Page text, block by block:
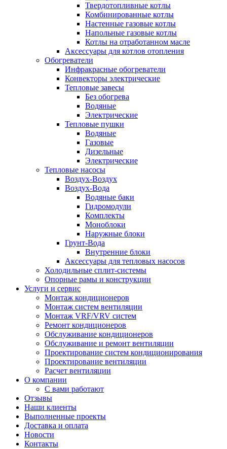
Твердотопливные котлы
Комбинированные котлы
Настенные газовые котлы
Напольные газовые котлы
Котлы на отработанном масле
Аксессуары для котлов отопления
Обогреватели
Инфракрасные обогреватели
Конвекторы электрические
Тепловые завесы
Без обогрева
Водяные
Электрические
Тепловые пушки
Водяные
Газовые
Дизельные
Электрические
Тепловые насосы
Воздух-Воздух
Воздух-Вода
Водяные баки
Гидромодули
Комплекты
Моноблоки
Наружные блоки
Грунт-Вода
Внутренние блоки
Аксессуары для тепловых насосов
Холодильные сплит-системы
Опорные рамы и конструкции
Услуги и сервис
Монтаж кондиционеров
Монтаж систем вентиляции
Монтаж VRF/VRV систем
Ремонт кондиционеров
Обслуживание кондиционеров
Обслуживание и ремонт вентиляции
Проектирование систем кондиционирования
Проектирование вентиляции
Расчет вентиляции
О компании
С вами работают
Отзывы
Наши клиенты
Выполненные проекты
Доставка и оплата
Новости
Контакты